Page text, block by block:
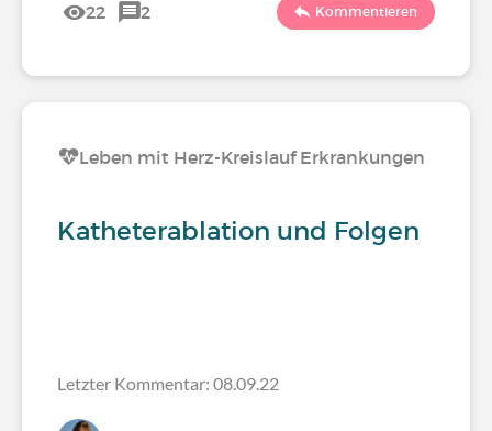
22 2 Kommentieren
Leben mit Herz-Kreislauf Erkrankungen
Katheterablation und Folgen
Letzter Kommentar: 08.09.22